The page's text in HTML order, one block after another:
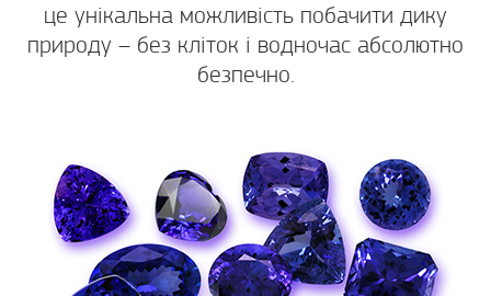
це унікальна можливість побачити дику
природу – без кліток і водночас абсолютно
безпечно.